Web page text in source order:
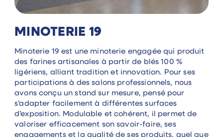
MINOTERIE 19
Minoterie 19 est une minoterie engagée qui produit
des farines artisanales à partir de blés 100 %
ligériens, alliant tradition et innovation. Pour ses
participations à des salons professionnels, nous
avons conçu un stand sur mesure, pensé pour
s’adapter facilement à différentes surfaces
d’exposition. Modulable et cohérent, il permet de
valoriser efficacement son savoir-faire, ses
engagements et la qualité de ses produits, quel que